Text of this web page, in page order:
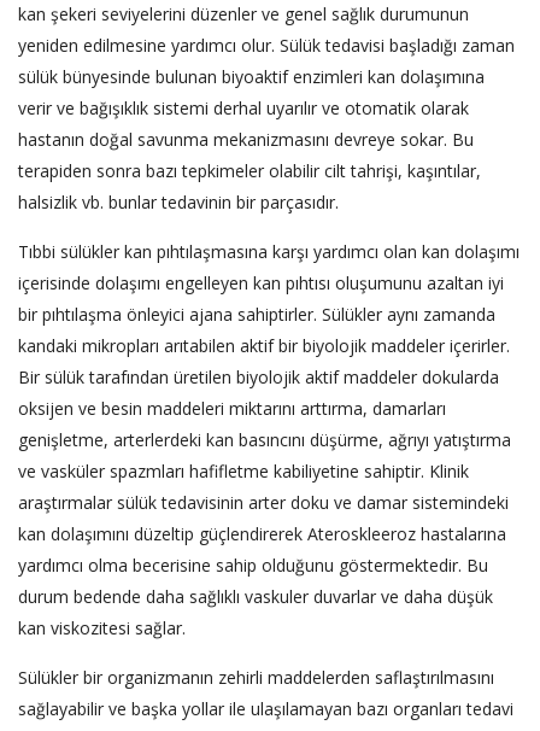
kan şekeri seviyelerini düzenler ve genel sağlık durumunun
yeniden edilmesine yardımcı olur. Sülük tedavisi başladığı zaman
sülük bünyesinde bulunan biyoaktif enzimleri kan dolaşımına
verir ve bağışıklık sistemi derhal uyarılır ve otomatik olarak
hastanın doğal savunma mekanizmasını devreye sokar. Bu
terapiden sonra bazı tepkimeler olabilir cilt tahrişi, kaşıntılar,
halsizlik vb. bunlar tedavinin bir parçasıdır.
Tıbbi sülükler kan pıhtılaşmasına karşı yardımcı olan kan dolaşımı
içerisinde dolaşımı engelleyen kan pıhtısı oluşumunu azaltan iyi
bir pıhtılaşma önleyici ajana sahiptirler. Sülükler aynı zamanda
kandaki mikropları arıtabilen aktif bir biyolojik maddeler içerirler.
Bir sülük tarafından üretilen biyolojik aktif maddeler dokularda
oksijen ve besin maddeleri miktarını arttırma, damarları
genişletme, arterlerdeki kan basıncını düşürme, ağrıyı yatıştırma
ve vasküler spazmları hafifletme kabiliyetine sahiptir. Klinik
araştırmalar sülük tedavisinin arter doku ve damar sistemindeki
kan dolaşımını düzeltip güçlendirerek Ateroskleeroz hastalarına
yardımcı olma becerisine sahip olduğunu göstermektedir. Bu
durum bedende daha sağlıklı vaskuler duvarlar ve daha düşük
kan viskozitesi sağlar.
Sülükler bir organizmanın zehirli maddelerden saflaştırılmasını
sağlayabilir ve başka yollar ile ulaşılamayan bazı organları tedavi